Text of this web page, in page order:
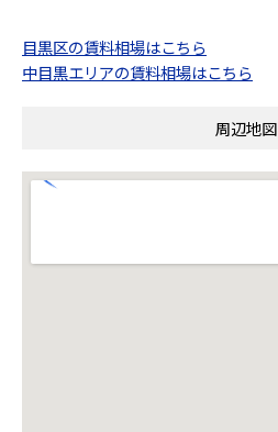
目黒区の賃料相場はこちら
中目黒エリアの賃料相場はこちら
周辺地図